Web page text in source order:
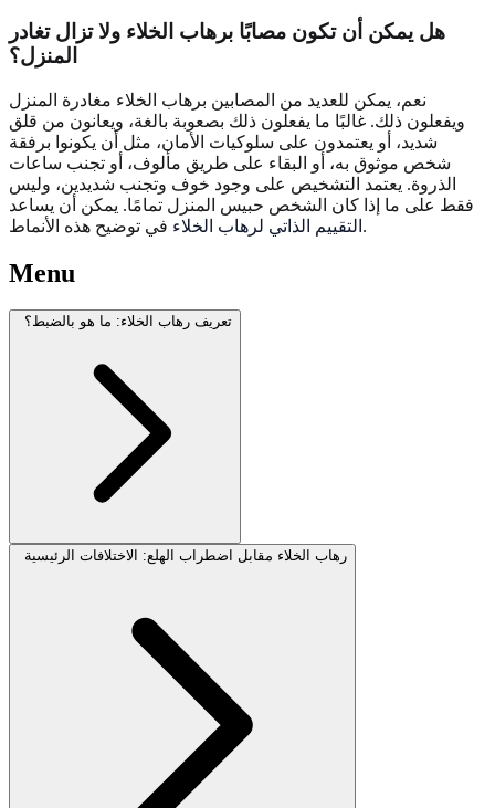
هل يمكن أن تكون مصابًا برهاب الخلاء ولا تزال تغادر
المنزل؟
نعم، يمكن للعديد من المصابين برهاب الخلاء مغادرة المنزل
ويفعلون ذلك. غالبًا ما يفعلون ذلك بصعوبة بالغة، ويعانون من قلق
شديد، أو يعتمدون على سلوكيات الأمان، مثل أن يكونوا برفقة
شخص موثوق به، أو البقاء على طريق مألوف، أو تجنب ساعات
الذروة. يعتمد التشخيص على وجود خوف وتجنب شديدين، وليس
فقط على ما إذا كان الشخص حبيس المنزل تمامًا. يمكن أن يساعد
التقييم الذاتي لرهاب الخلاء في توضيح هذه الأنماط.
Menu
تعريف رهاب الخلاء: ما هو بالضبط؟
رهاب الخلاء مقابل اضطراب الهلع: الاختلافات الرئيسية